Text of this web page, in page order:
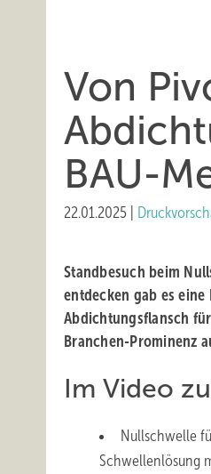
Von
BAU-
22.01.2025
Standbesuch beim
entdecken gab es
Abdichtungsflansch
Branchen-Prominenz
Im Video
Nullschwelle
Schwellenlösung